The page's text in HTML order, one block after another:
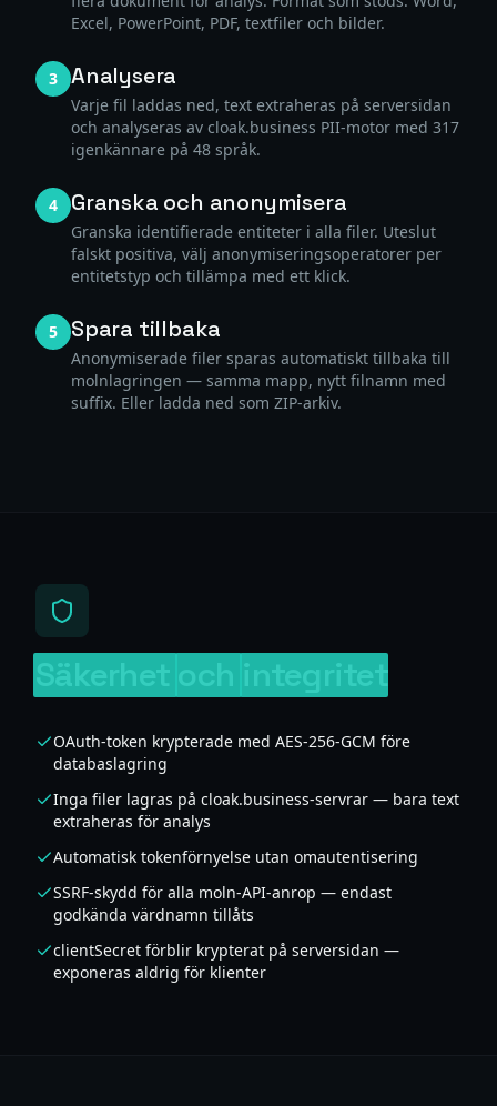
Excel, PowerPoint, PDF, textfiler och bilder.
3 Analysera
Varje fil laddas ned, text extraheras på serversidan
och analyseras av cloak.business PII-motor med 317
igenkännare på 48 språk.
4 Granska och anonymisera
Granska identifierade entiteter i alla filer. Uteslut
falskt positiva, välj anonymiseringsoperatorer per
entitetstyp och tillämpa med ett klick.
5 Spara tillbaka
Anonymiserade filer sparas automatiskt tillbaka till
molnlagringen — samma mapp, nytt filnamn med
suffix. Eller ladda ned som ZIP-arkiv.
OAuth-token krypterade med AES-256-GCM före
databaslagring
Inga filer lagras på cloak.business-servrar — bara text
extraheras för analys
Automatisk tokenförnyelse utan omautentisering
SSRF-skydd för alla moln-API-anrop — endast
godkända värdnamn tillåts
clientSecret förblir krypterat på serversidan —
exponeras aldrig för klienter